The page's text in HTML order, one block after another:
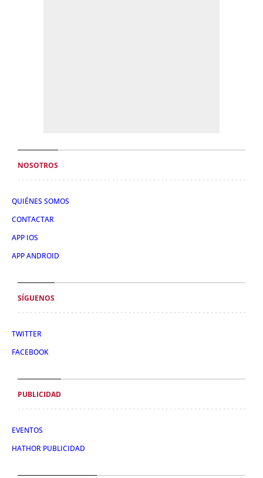
NOSOTROS
QUIÉNES SOMOS
CONTACTAR
APP IOS
APP ANDROID
SÍGUENOS
TWITTER
FACEBOOK
PUBLICIDAD
EVENTOS
HATHOR PUBLICIDAD